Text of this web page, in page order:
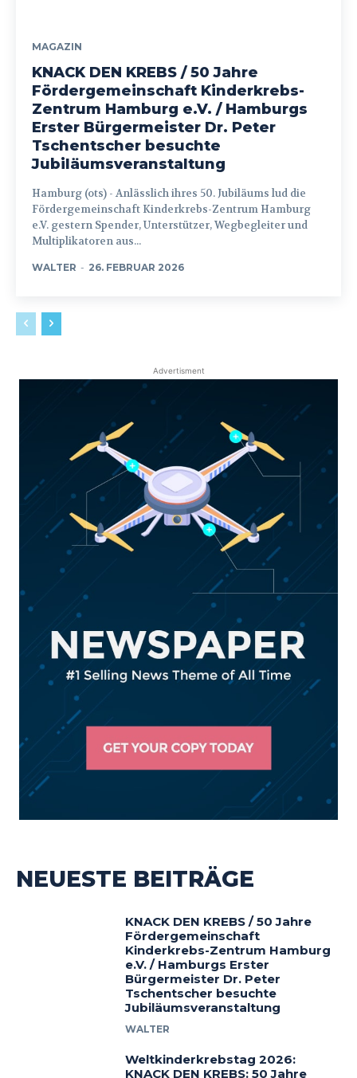
MAGAZIN
KNACK DEN KREBS / 50 Jahre
Fördergemeinschaft Kinderkrebs-
Zentrum Hamburg e.V. / Hamburgs
Erster Bürgermeister Dr. Peter
Tschentscher besuchte
Jubiläumsveranstaltung
Hamburg (ots) - Anlässlich ihres 50. Jubiläums lud die
Fördergemeinschaft Kinderkrebs-Zentrum Hamburg
e.V. gestern Spender, Unterstützer, Wegbegleiter und
Multiplikatoren aus...
WALTER - 26. FEBRUAR 2026
Advertisment
NEUESTE BEITRÄGE
KNACK DEN KREBS / 50 Jahre
Fördergemeinschaft
Kinderkrebs-Zentrum Hamburg
e.V. / Hamburgs Erster
Bürgermeister Dr. Peter
Tschentscher besuchte
Jubiläumsveranstaltung
WALTER
Weltkinderkrebstag 2026:
KNACK DEN KREBS: 50 Jahre